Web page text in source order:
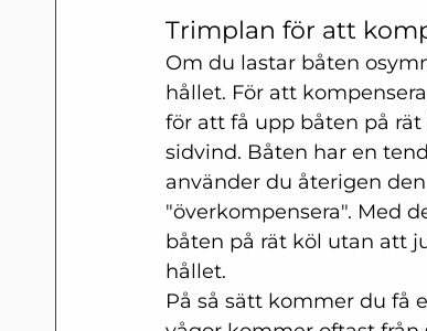
Trimplan för att
Om du lastar båten
hållet. För att
för att få upp båten på
sidvind. Båten har en
använder du återigen
"överkompensera". Med
båten på rät köl utan att
hållet.
På så sätt kommer du få